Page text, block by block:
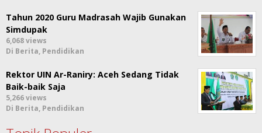
Tahun 2020 Guru Madrasah Wajib Gunakan
Simdupak
6,068 views
Di Berita, Pendidikan
Rektor UIN Ar-Raniry: Aceh Sedang Tidak
Baik-baik Saja
5,266 views
Di Berita, Pendidikan